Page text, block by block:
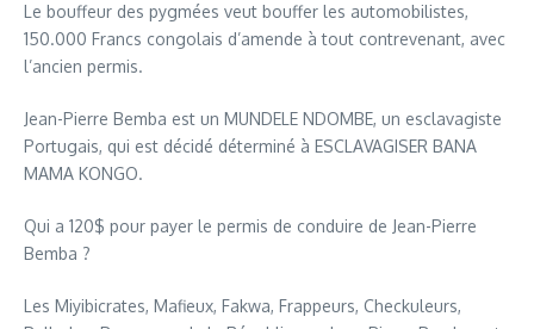
Le bouffeur des pygmées veut bouffer les automobilistes,
150.000 Francs congolais d’amende à tout contrevenant, avec
l’ancien permis.
Jean-Pierre Bemba est un MUNDELE NDOMBE, un esclavagiste
Portugais, qui est décidé déterminé à ESCLAVAGISER BANA
MAMA KONGO.
Qui a 120$ pour payer le permis de conduire de Jean-Pierre
Bemba ?
Les Miyibicrates, Mafieux, Fakwa, Frappeurs, Checkuleurs,